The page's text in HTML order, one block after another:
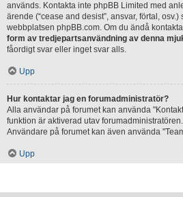
används. Kontakta inte phpBB Limited med
ärende (“cease and desist”, ansvar, förtal, osv.)
webbplatsen phpBB.com. Om du ändå
form av tredjepartsanvändning av denna
fåordigt svar eller inget svar alls.
Upp
Hur kontaktar jag en forumadministratör?
Alla användar på forumet kan använda
funktion är aktiverad utav forumadministratören.
Användare på forumet kan även använda
Upp